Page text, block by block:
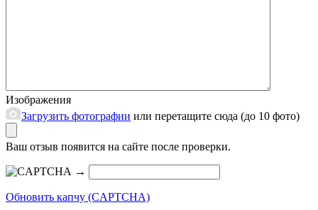
Изображения
Загрузить фотографии или перетащите сюда (до 10 фото)
Ваш отзыв появится на сайте после проверки.
→
Обновить капчу (CAPTCHA)